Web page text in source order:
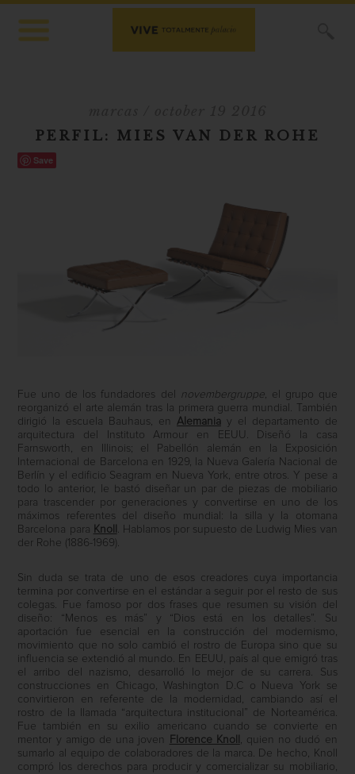
PERFIL: MIES VAN DER ROHE
Save
Fue uno de los fundadores del novembergruppe, el grupo que
reorganizó el arte alemán tras la primera guerra mundial.
También
dirigió la escuela Bauhaus, en Alemaniay el departamento de
arquitectura del Instituto Armour en EEUU. Diseñó la casa
Farnsworth, en Illinois; el Pabellón alemán en la Exposición
Internacional de Barcelona en 1929, la Nueva Galería Nacional de
Berlín y el edificio Seagram en Nueva York, entre otros. Y pese a
todo lo anterior, le bastó diseñar un par de piezas de mobiliario
para trascender por generaciones y convertirse en uno de los
máximos referentes del diseño mundial: la silla y la otomana
Barcelona para Knoll . Hablamos por supuesto de Ludwig Mies van
der Rohe (1886-1969).
Sin duda se trata de uno de esos creadores cuya importancia
termina por convertirse en el estándar a seguir por el resto de sus
colegas. Fue famoso por dos frases que resumen su visión del
diseño: “Menos es más” y “Dios está en los detalles”. Su
aportación fue esencial en la construcción del modernismo,
movimiento que no solo cambió el rostro de Europa sino que su
influencia se extendió al mundo. En EEUU, país al que emigró tras
el arribo del nazismo, desarrolló lo mejor de su carrera. Sus
construcciones en Chicago, Washington D.C o Nueva York se
convirtieron en referente de la modernidad, cambiando así el
rostro de la llamada “arquitectura institucional” de Norteamérica.
Fue también en su exilio americano cuando se convierte en
mentor y amigo de una joven
Florence Knoll , quien no dudó en
sumarlo al equipo de colaboradores de la marca. De hecho, Knoll
compró los derechos para producir y comercializar su mobiliario,